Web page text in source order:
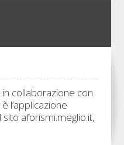
collaborazione con
l’applicazione
aforismi.meglio.it,